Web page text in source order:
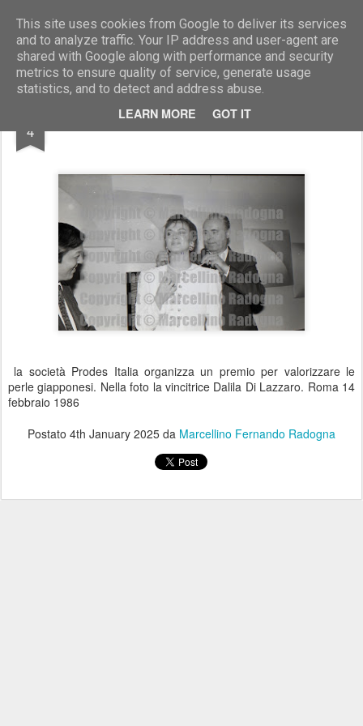
This site uses cookies from Google to deliver its services
and to analyze traffic. Your IP address and user-agent are
shared with Google along with performance and security
metrics to ensure quality of service, generate usage
statistics, and to detect and address abuse.
LEARN MORE GOT IT
Marcellino Radogna - Fotonotizie per la stampa
4 Dalila Di Lazzaro
la società Prodes Italia organizza un premio per valorizzare le
perle giapponesi. Nella foto la vincitrice Dalila Di Lazzaro. Roma 14
febbraio 1986
Postato 4th January 2025 da Marcellino Fernando Radogna